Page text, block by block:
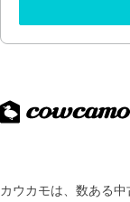
カウカモは、数ある